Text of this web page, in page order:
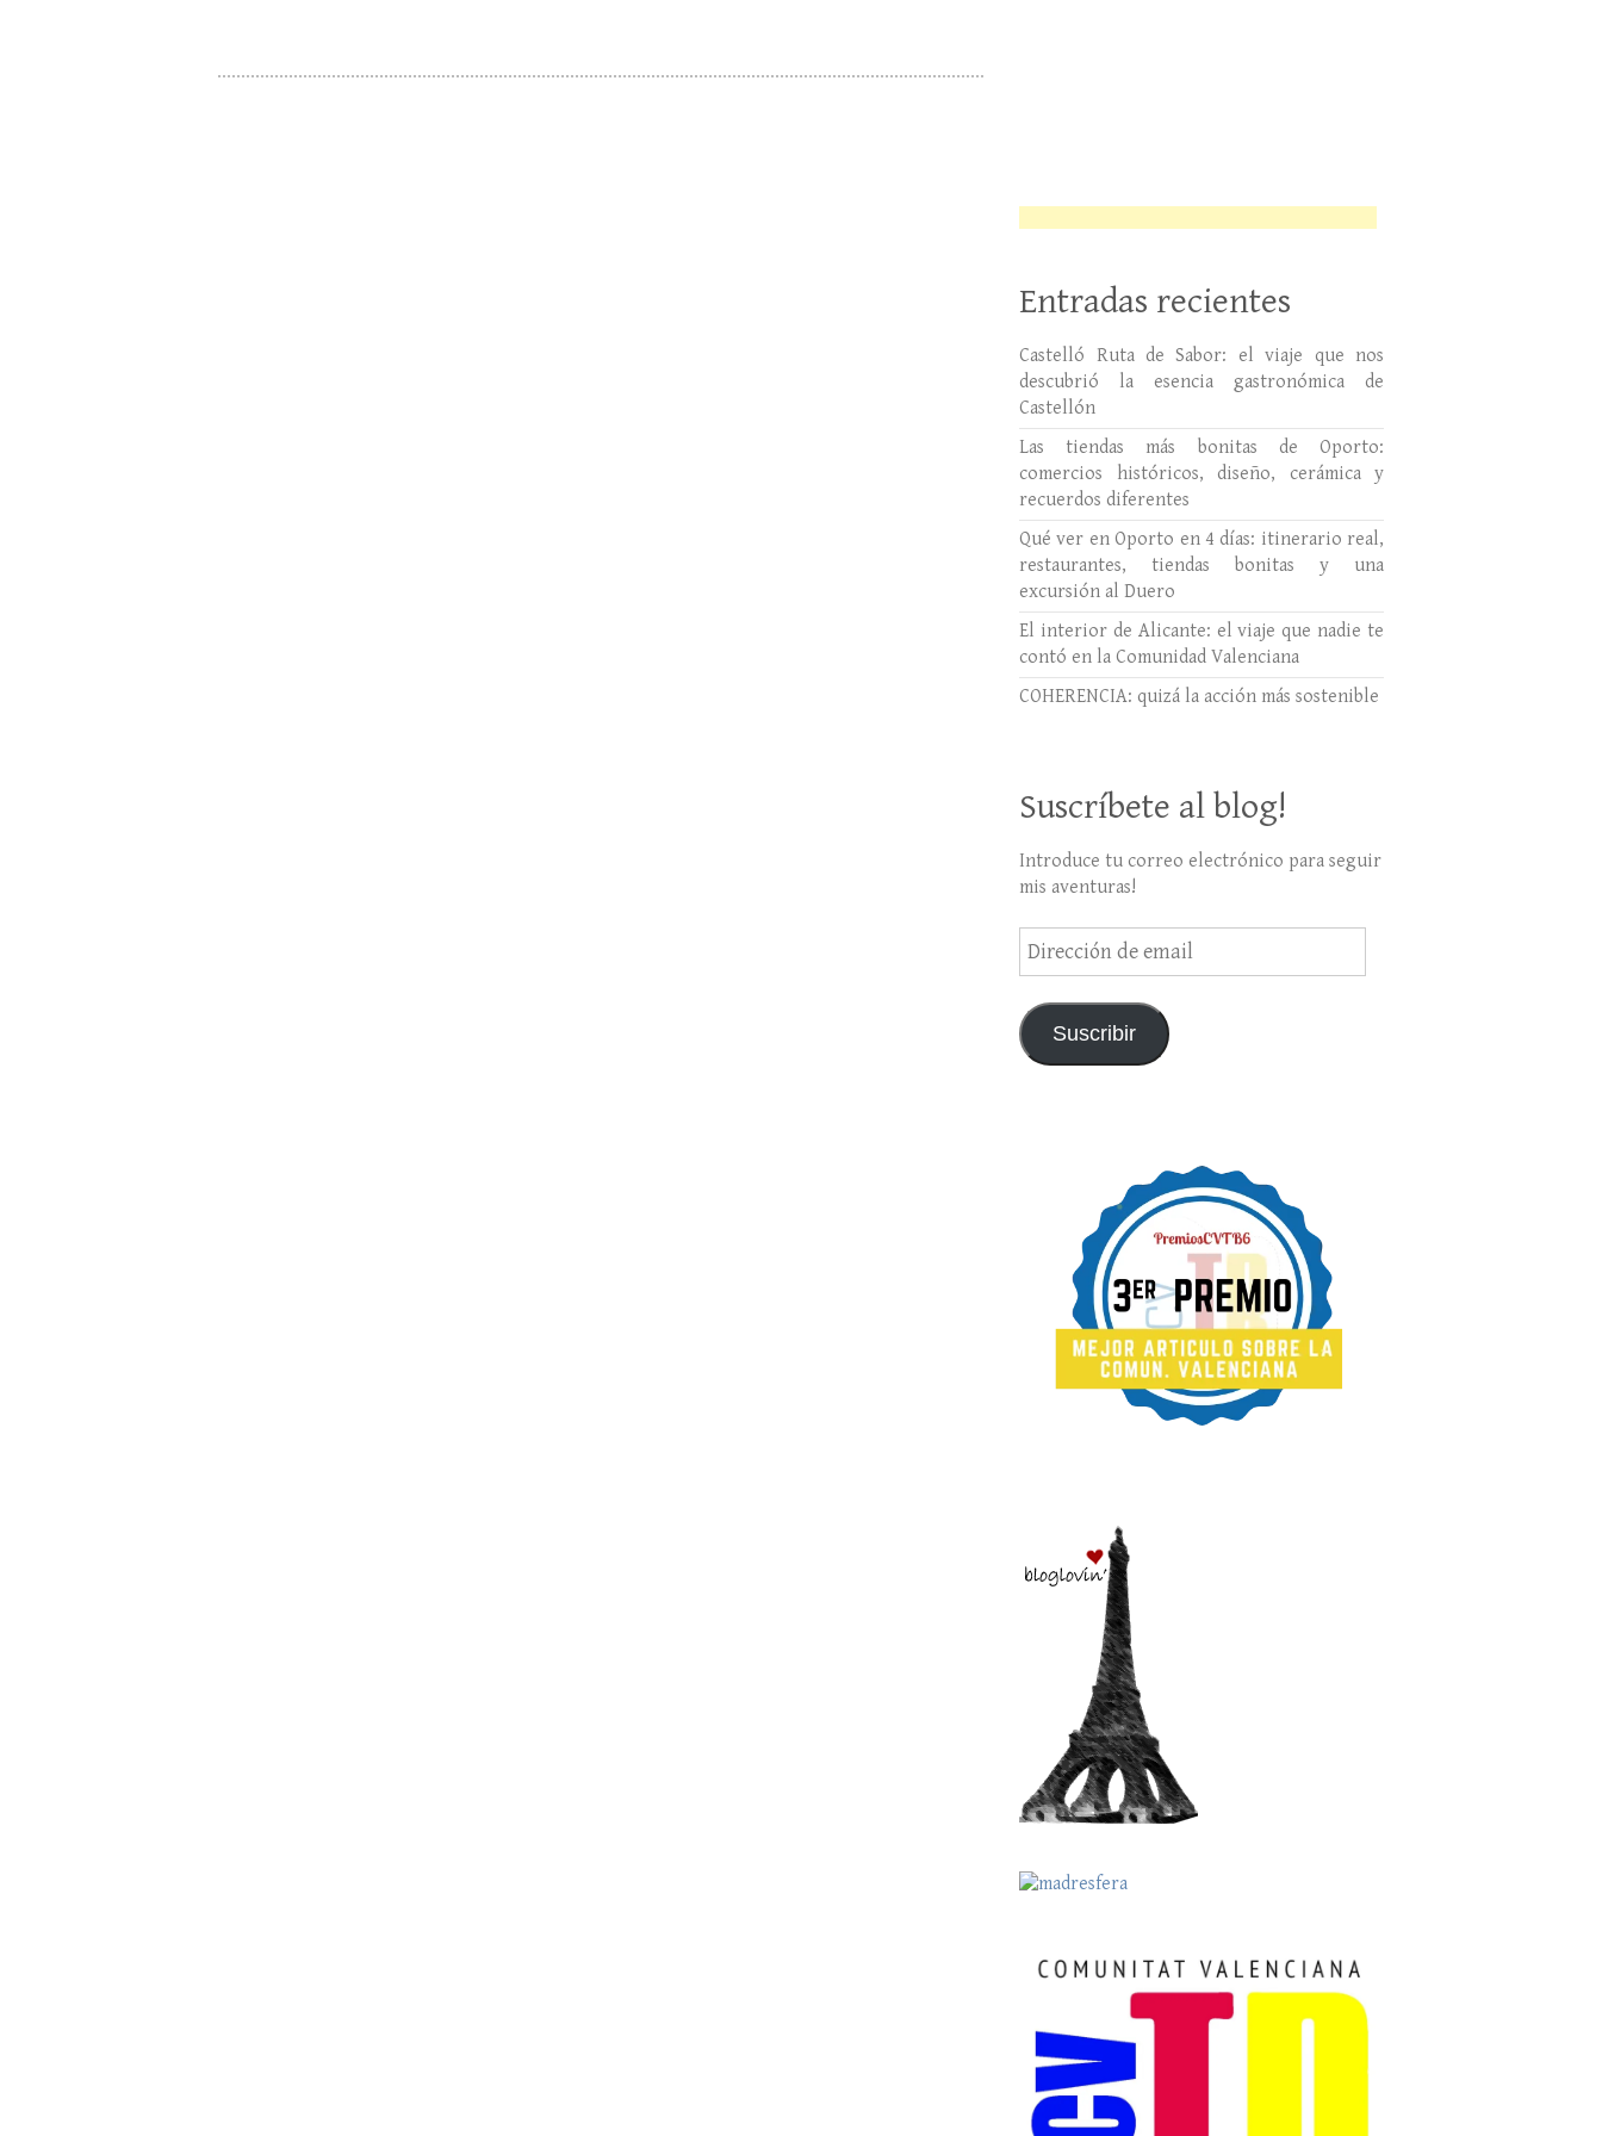
Entradas recientes
Castelló Ruta de Sabor: el viaje que nos
descubrió la esencia gastronómica de
Castellón
Las tiendas más bonitas de Oporto:
comercios históricos, diseño, cerámica y
recuerdos diferentes
Qué ver en Oporto en 4 días: itinerario real,
restaurantes, tiendas bonitas y una
excursión al Duero
El interior de Alicante: el viaje que nadie te
contó en la Comunidad Valenciana
COHERENCIA: quizá la acción más sostenible
Suscríbete al blog!
Introduce tu correo electrónico para seguir
mis aventuras!
Dirección
de
Suscribir